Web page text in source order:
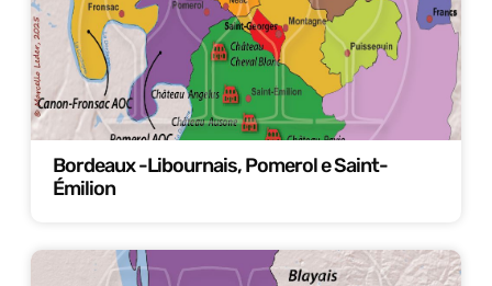
Bordeaux -Libournais, Pomerol e Saint-
Émilion